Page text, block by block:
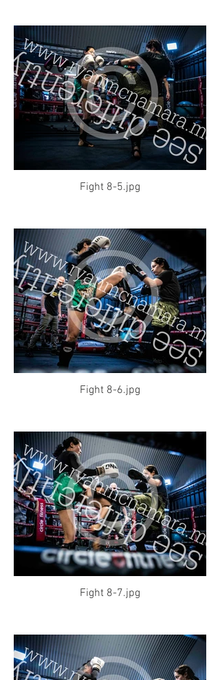
Fight 8-5.jpg
Fight 8-6.jpg
Fight 8-7.jpg